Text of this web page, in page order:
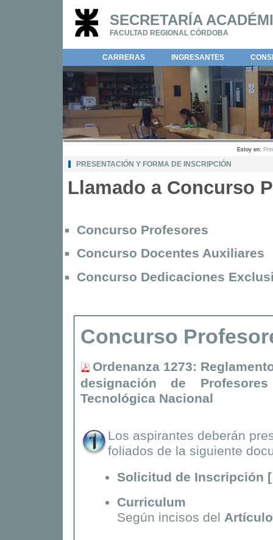
SECRETARÍA
FACULTAD REGIONAL CÓRDOBA
CARRERAS INGRESANTES
Estoy en:
PRESENTACIÓN Y FORMA DE INSCRIPCIÓN
Llamado a Concurso
Concurso Profesores
Concurso Docentes Auxiliares
Concurso Dedicaciones
Concurso
Ordenanza 1273:
designación de
Tecnológica Nacional
Los aspirantes deberán
foliados de la siguiente
Solicitud de Inscripción
Curriculum
Según incisos del